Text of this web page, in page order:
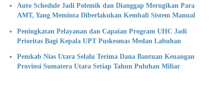
Auto Schedule Jadi Polemik dan Dianggap Merugikan Para
AMT, Yang Meminta Diberlakukan Kembali Sistem Manual
Peningkatan Pelayanan dan Capaian Program UHC Jadi
Prioritas Bagi Kepala UPT Puskesmas Medan Labuhan
Pemkab Nias Utara Selalu Terima Dana Bantuan Keuangan
Provinsi Sumatera Utara Setiap Tahun Puluhan Miliar